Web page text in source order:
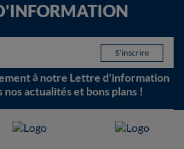
à notre Lettre d'information
actualités et bons plans !